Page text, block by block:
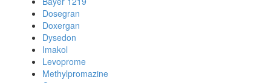
Dosegran
Doxergan
Dysedon
Imakol
Levoprome
Methylpromazine